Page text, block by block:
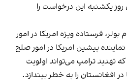
یکشنبه این درخواست را
فرستاده ویژه امریکا در امور
پیشین امریکا در امور صلح
تهدید ترامپ می‌تواند اولویت
افغانستان را به خطر بیندازد.